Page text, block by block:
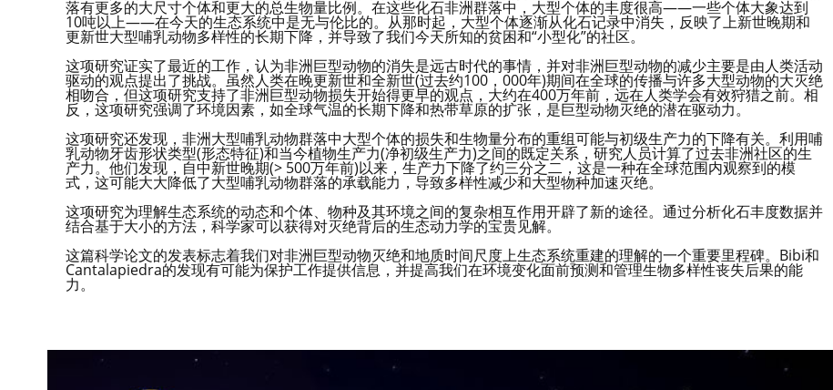
落有更多的大尺寸个体和更大的总生物量比例。在这些化石非洲群落中，大型个体的丰度很高——一些个体大象达到
10吨以上——在今天的生态系统中是无与伦比的。从那时起，大型个体逐渐从化石记录中消失，反映了上新世晚期和
更新世大型哺乳动物多样性的长期下降，并导致了我们今天所知的贫困和“小型化”的社区。
这项研究证实了最近的工作，认为非洲巨型动物的消失是远古时代的事情，并对非洲巨型动物的减少主要是由人类活动
驱动的观点提出了挑战。虽然人类在晚更新世和全新世(过去约100，000年)期间在全球的传播与许多大型动物的大灭绝
相吻合，但这项研究支持了非洲巨型动物损失开始得更早的观点，大约在400万年前，远在人类学会有效狩猎之前。相
反，这项研究强调了环境因素，如全球气温的长期下降和热带草原的扩张，是巨型动物灭绝的潜在驱动力。
这项研究还发现，非洲大型哺乳动物群落中大型个体的损失和生物量分布的重组可能与初级生产力的下降有关。利用哺
乳动物牙齿形状类型(形态特征)和当今植物生产力(净初级生产力)之间的既定关系，研究人员计算了过去非洲社区的生
产力。他们发现，自中新世晚期(> 500万年前)以来，生产力下降了约三分之二，这是一种在全球范围内观察到的模
式，这可能大大降低了大型哺乳动物群落的承载能力，导致多样性减少和大型物种加速灭绝。
这项研究为理解生态系统的动态和个体、物种及其环境之间的复杂相互作用开辟了新的途径。通过分析化石丰度数据并
结合基于大小的方法，科学家可以获得对灭绝背后的生态动力学的宝贵见解。
这篇科学论文的发表标志着我们对非洲巨型动物灭绝和地质时间尺度上生态系统重建的理解的一个重要里程碑。Bibi和
Cantalapiedra的发现有可能为保护工作提供信息，并提高我们在环境变化面前预测和管理生物多样性丧失后果的能
力。